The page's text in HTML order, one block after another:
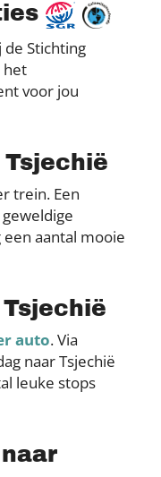
de Stichting
het
voor jou
trein. Een
aantal mooie
auto. Via
naar Tsjechië
leuke stops